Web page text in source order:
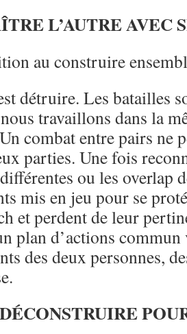
L’AUTRE AVEC
au construire
détruire. Les batailles
travaillons dans la
combat entre pairs ne
parties. Une fois
ou les overlap
mis en jeu pour se
et perdent de leur
plan d’actions
des deux personnes,
DÉCONSTRUIRE